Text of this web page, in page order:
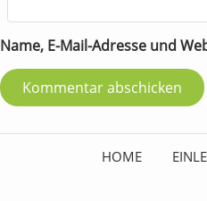
Name, E-Mail-Adresse und
HOME